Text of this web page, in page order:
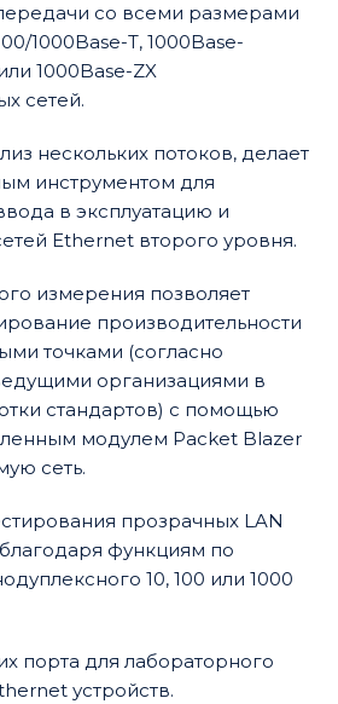
со всеми размерами
1000Base-T, 1000Base-
1000Base-ZX
сетей.
нескольких потоков, делает
инструментом для
в эксплуатацию и
Ethernet второго уровня.
измерения позволяет
производительности
точками (согласно
организациями в
стандартов) с помощью
модулем Packet Blazer
сеть.
прозрачных LAN
функциям по
10, 100 или 1000
порта для лабораторного
устройств.